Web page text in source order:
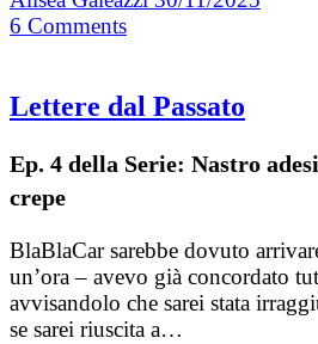
6 Comments
Lettere dal Passato
Ep. 4 della Serie: Nastro
crepe
BlaBlaCar sarebbe dovuto
un’ora – avevo già concordato
avvisandolo che sarei stata
se sarei riuscita a…